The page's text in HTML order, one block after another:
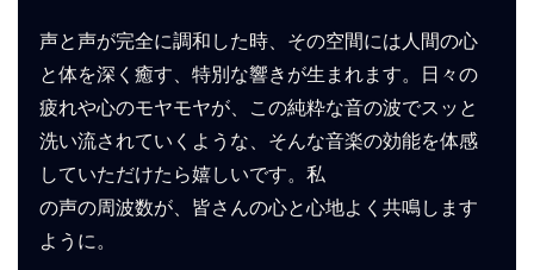
声と声が完全に調和した時、その空間には人間の心
と体を深く癒す、特別な響きが生まれます。日々の
疲れや心のモヤモヤが、この純粋な音の波でスッと
洗い流されていくような、そんな音楽の効能を体感
していただけたら嬉しいです。私
の声の周波数が、皆さんの心と心地よく共鳴します
ように。